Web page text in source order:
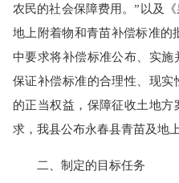
农民的社会保障费用。”以及
地上附着物和青苗补偿标准的
中要求将补偿标准公布、实
保证补偿标准的合理性、现
的正当权益，保障征收土地
求，我县公布永春县青苗及地
二、制定的目标任务